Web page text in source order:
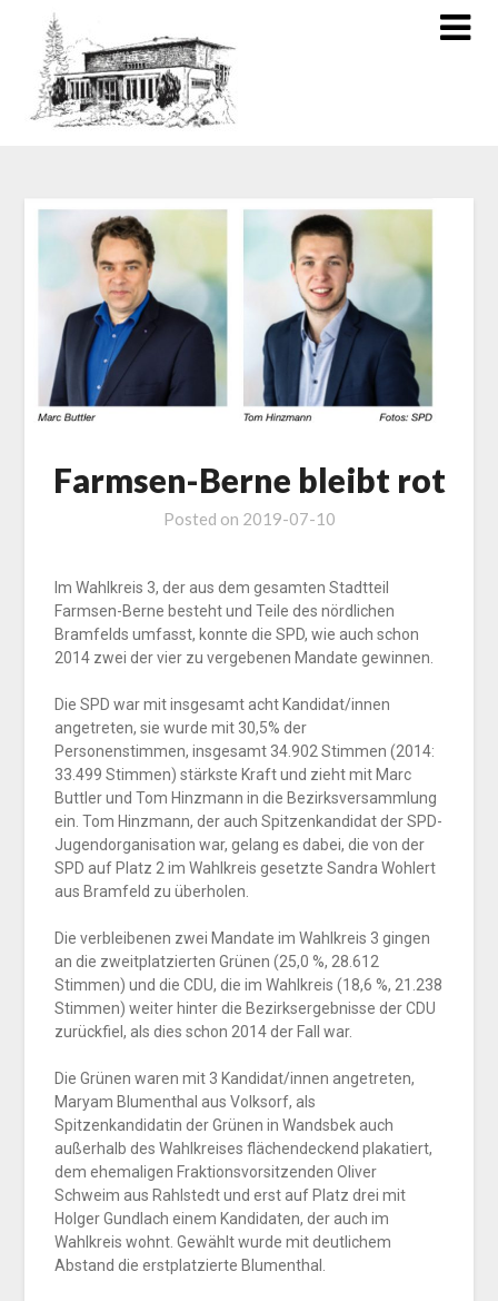
Farmsen-Berne bleibt rot
Posted on 2019-07-10
Im Wahlkreis 3, der aus dem gesamten Stadtteil
Farmsen-Berne besteht und Teile des nördlichen
Bramfelds umfasst, konnte die SPD, wie auch schon
2014 zwei der vier zu vergebenen Mandate gewinnen.
Die SPD war mit insgesamt acht Kandidat/innen
angetreten, sie wurde mit 30,5% der
Personenstimmen, insgesamt 34.902 Stimmen (2014:
33.499 Stimmen) stärkste Kraft und zieht mit Marc
Buttler und Tom Hinzmann in die Bezirksversammlung
ein. Tom Hinzmann, der auch Spitzenkandidat der SPD-
Jugendorganisation war, gelang es dabei, die von der
SPD auf Platz 2 im Wahlkreis gesetzte Sandra Wohlert
aus Bramfeld zu überholen.
Die verbleibenen zwei Mandate im Wahlkreis 3 gingen
an die zweitplatzierten Grünen (25,0 %, 28.612
Stimmen) und die CDU, die im Wahlkreis (18,6 %, 21.238
Stimmen) weiter hinter die Bezirksergebnisse der CDU
zurückfiel, als dies schon 2014 der Fall war.
Die Grünen waren mit 3 Kandidat/innen angetreten,
Maryam Blumenthal aus Volksorf, als
Spitzenkandidatin der Grünen in Wandsbek auch
außerhalb des Wahlkreises flächendeckend plakatiert,
dem ehemaligen Fraktionsvorsitzenden Oliver
Schweim aus Rahlstedt und erst auf Platz drei mit
Holger Gundlach einem Kandidaten, der auch im
Wahlkreis wohnt. Gewählt wurde mit deutlichem
Abstand die erstplatzierte Blumenthal.